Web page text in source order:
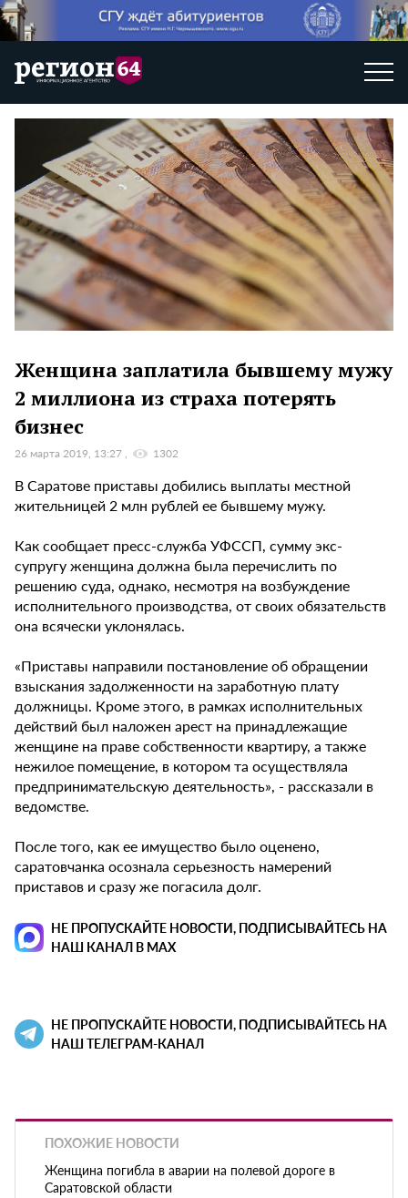
Женщина заплатила бывшему мужу
2 миллиона из страха потерять
бизнес
26 марта 2019, 13:27 1302
В Саратове приставы добились выплаты местной
жительницей 2 млн рублей ее бывшему мужу.
Как сообщает пресс-служба УФССП, сумму экс-
супругу женщина должна была перечислить по
решению суда, однако, несмотря на возбуждение
исполнительного производства, от своих обязательств
она всячески уклонялась.
«Приставы направили постановление об обращении
взыскания задолженности на заработную плату
должницы. Кроме этого, в рамках исполнительных
действий был наложен арест на принадлежащие
женщине на праве собственности квартиру, а также
нежилое помещение, в котором та осуществляла
предпринимательскую деятельность», - рассказали в
ведомстве.
После того, как ее имущество было оценено,
саратовчанка осознала серьезность намерений
приставов и сразу же погасила долг.
НЕ ПРОПУСКАЙТЕ НОВОСТИ, ПОДПИСЫВАЙТЕСЬ НА
НАШ КАНАЛ В MAX
НЕ ПРОПУСКАЙТЕ НОВОСТИ, ПОДПИСЫВАЙТЕСЬ НА
НАШ ТЕЛЕГРАМ-КАНАЛ
ПОХОЖИЕ НОВОСТИ
Женщина погибла в аварии на полевой дороге в
Саратовской области